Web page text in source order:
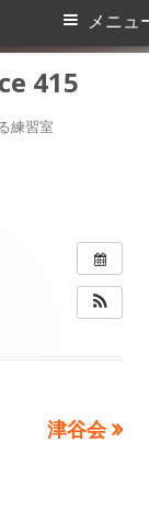
415
練習室
メニュ
次
津谷会